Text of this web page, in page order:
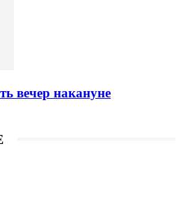
вечер накануне